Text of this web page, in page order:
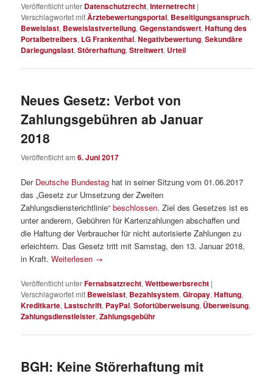
Veröffentlicht unter Datenschutzrecht,Internetrecht |
Verschlagwortet mitÄrztebewertungsportal, Beseitigungsanspruch,
Beweislast, Beweislastverteilung,Gegenstandswert,Haftung des
Portalbetreibers, LG Frankenthal,Negativbewertung,Sekundäre
Darlegungslast,Störerhaftung,Streitwert, Urteil
Neues Gesetz: Verbot von
Zahlungsgebühren ab Januar
2018
Veröffentlicht am6. Juni 2017
Der Deutsche Bundestag hat in seiner Sitzung vom 01.06.2017
das „Gesetz zur Umsetzung der Zweiten
Zahlungsdiensterichtlinie“beschlossen. Ziel des Gesetzes ist es
unter anderem, Gebühren für Kartenzahlungen abschaffen und
die Haftung der Verbraucher für nicht autorisierte Zahlungen zu
erleichtern. Das Gesetz tritt mit Samstag, den 13. Januar 2018,
in Kraft.Weiterlesen →
Veröffentlicht unterFernabsatzrecht,Wettbewerbsrecht |
Verschlagwortet mit Beweislast, Bezahlsystem,Giropay,Haftung,
Kreditkarte, Lastschrift, PayPal,Sofortüberweisung, Überweisung,
Zahlungsdienstleister,Zahlungsgebühr
BGH: Keine Störerhaftung mit